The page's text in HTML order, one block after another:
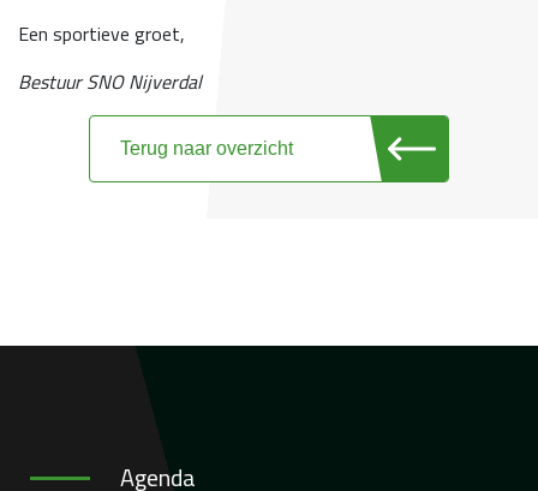
Een sportieve groet,
Bestuur SNO Nijverdal
Terug naar overzicht
Agenda